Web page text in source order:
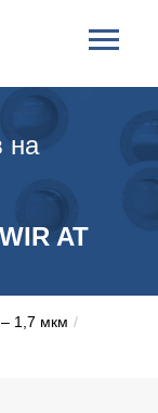
на
AT
1,7 мкм /